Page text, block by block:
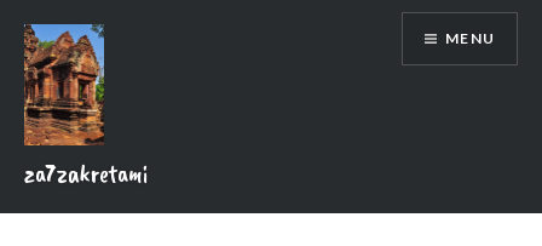
content
za7zakretami
MENU